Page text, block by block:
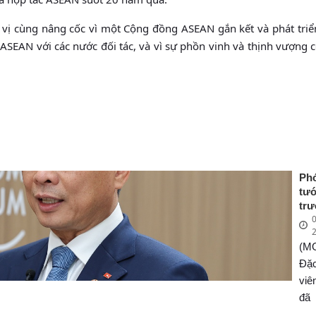
cùng nâng cốc vì một Cộng đồng ASEAN gắn kết và phát
với các nước đối tác, và vì sự phồn vinh và thịnh vượng
về
đã